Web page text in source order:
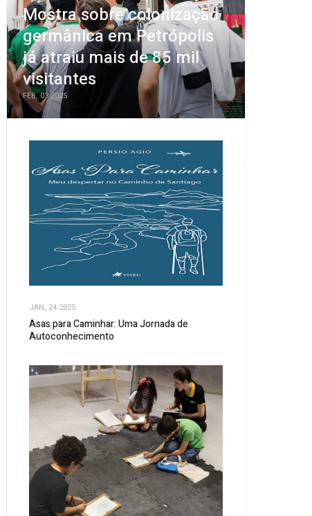
Mostra sobre colonização
germânica em Petrópolis
já atraiu mais de 85 mil
visitantes
FEB, 03 2025
JAN, 24 2025
Asas para Caminhar: Uma Jornada de
Autoconhecimento